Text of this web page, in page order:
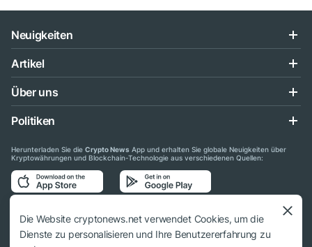
Neuigkeiten
Artikel
Über uns
Politiken
Herunterladen Sie die Crypto News App und erhalten Sie globale Neuigkeiten über
Kryptowährungen und Blockchain-Technologie aus verschiedenen Quellen:
Folgen Sie uns auf den sozialen Medien
Die Website cryptonews.net verwendet Cookies, um die
Dienste zu personalisieren und Ihre Benutzererfahrung zu